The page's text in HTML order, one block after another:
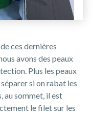
ces dernières
avons des peaux
Plus les peaux
si on rabat les
au sommet, il est
le filet sur les